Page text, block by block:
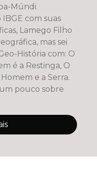
com suas
Lamego Filho
com: O
é a Restinga, O
pouco sobre